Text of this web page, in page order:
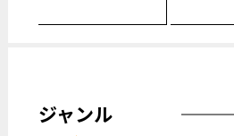
ジャンル